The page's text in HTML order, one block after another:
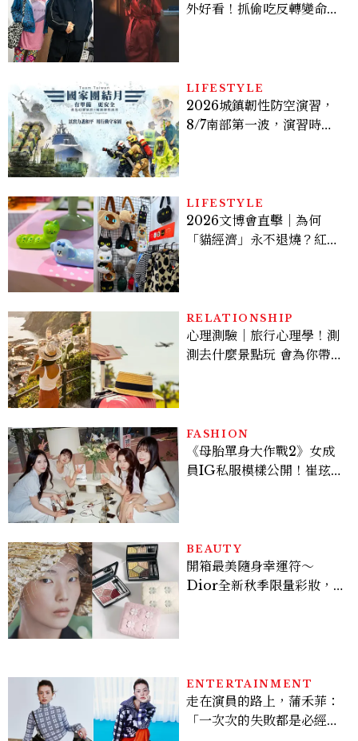
外好看！抓偷吃反轉變命
看點懶人包
LIFESTYLE
2026城鎮韌性防空演習，
8/7南部第一波，演習時
LIFESTYLE
2026文博會直擊｜為何
「貓經濟」永不退燒？紅到
RELATIONSHIP
心理測驗｜旅行心理學！測
測去什麼景點玩 會為你帶來
FASHION
《母胎單身大作戰2》女成
員IG私服模樣公開！崔玹諝
BEAUTY
開箱最美隨身幸運符～
Dior全新秋季限量彩妝，
ENTERTAINMENT
走在演員的路上，蒲禾菲：
「一次次的失敗都是必經過